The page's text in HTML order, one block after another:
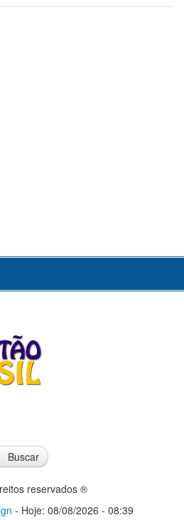
Buscar
reservados ®
- Hoje: 08/08/2026 - 08:39